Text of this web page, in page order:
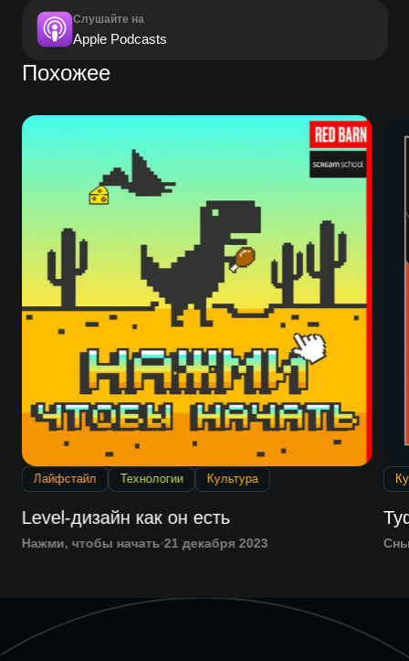
Слушайте на
Apple Podcasts
Похожее
Лайфстайл Технологии Культура
Level-дизайн как он есть
Нажми, чтобы начать 21 декабря 2023